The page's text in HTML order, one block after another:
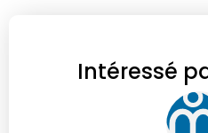
Intéressé